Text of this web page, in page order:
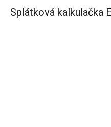
Splátková kalkulačka